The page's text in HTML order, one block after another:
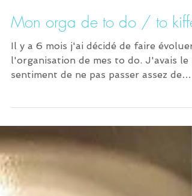
Mon orga de to do / to kiffe
Il y a 6 mois j'ai décidé de faire évoluer
l'organisation de mes to do. J'avais le
temps sur ce que...